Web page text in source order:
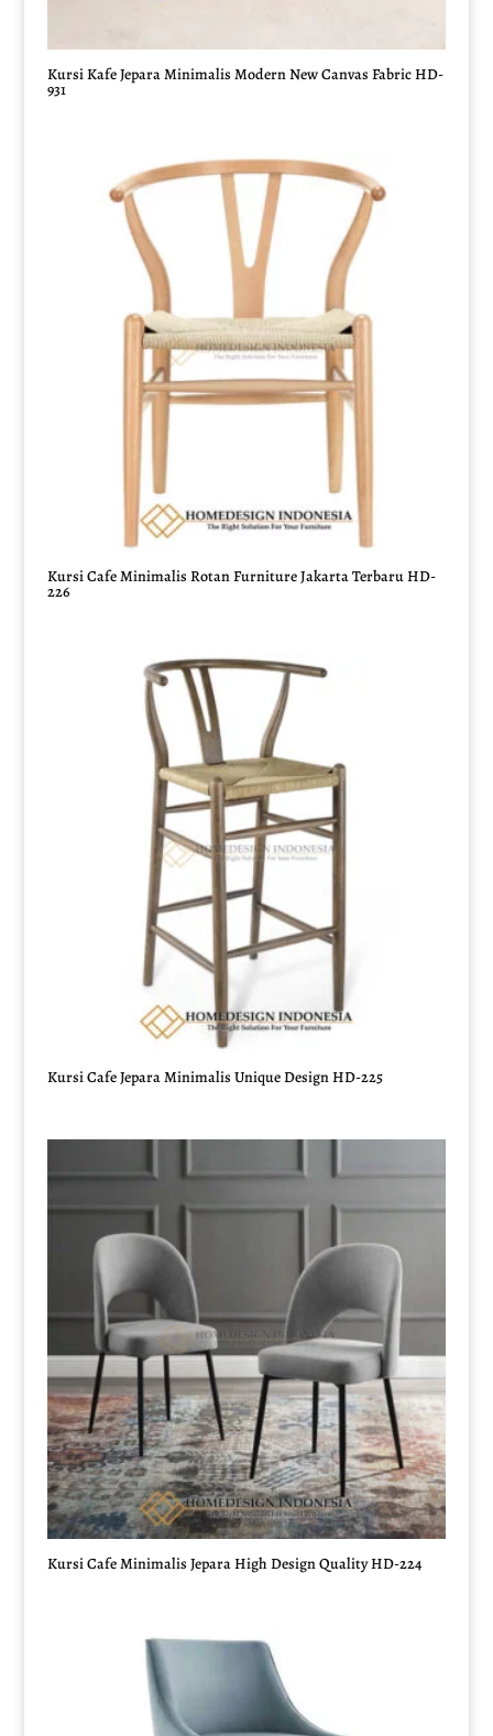
Kursi Kafe Jepara Minimalis Modern New Canvas Fabric HD-
931
Kursi Cafe Minimalis Rotan Furniture Jakarta Terbaru HD-
226
Kursi Cafe Jepara Minimalis Unique Design HD-225
Kursi Cafe Minimalis Jepara High Design Quality HD-224